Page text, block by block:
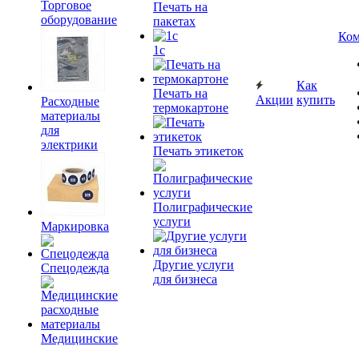
Торговое
оборудование
Расходные
материалы
для
электрики
Маркировка
Спецодежда
Медицинские
Печать на
пакетах
1c
Печать на
термокартоне
Печать этикеток
Полиграфические
услуги
Другие услуги
для бизнеса
Акции
Как
купить